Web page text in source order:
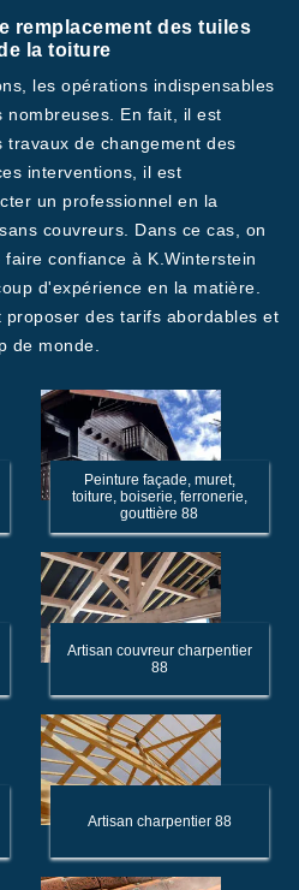
remplacement des tuiles
la toiture
les opérations indispensables
nombreuses. En fait, il est
travaux de changement des
interventions, il est
un professionnel en la
couvreurs. Dans ce cas, on
confiance à K.Winterstein
d'expérience en la matière.
des tarifs abordables et
de monde.
Peinture façade, muret,
toiture, boiserie, ferronerie,
gouttière 88
Artisan couvreur charpentier
88
Artisan charpentier 88